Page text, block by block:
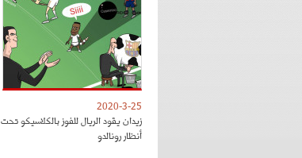
2020-3-25
زيدان يقود الريال للفوز بالكلاسيكو تحت
أنظار رونالدو